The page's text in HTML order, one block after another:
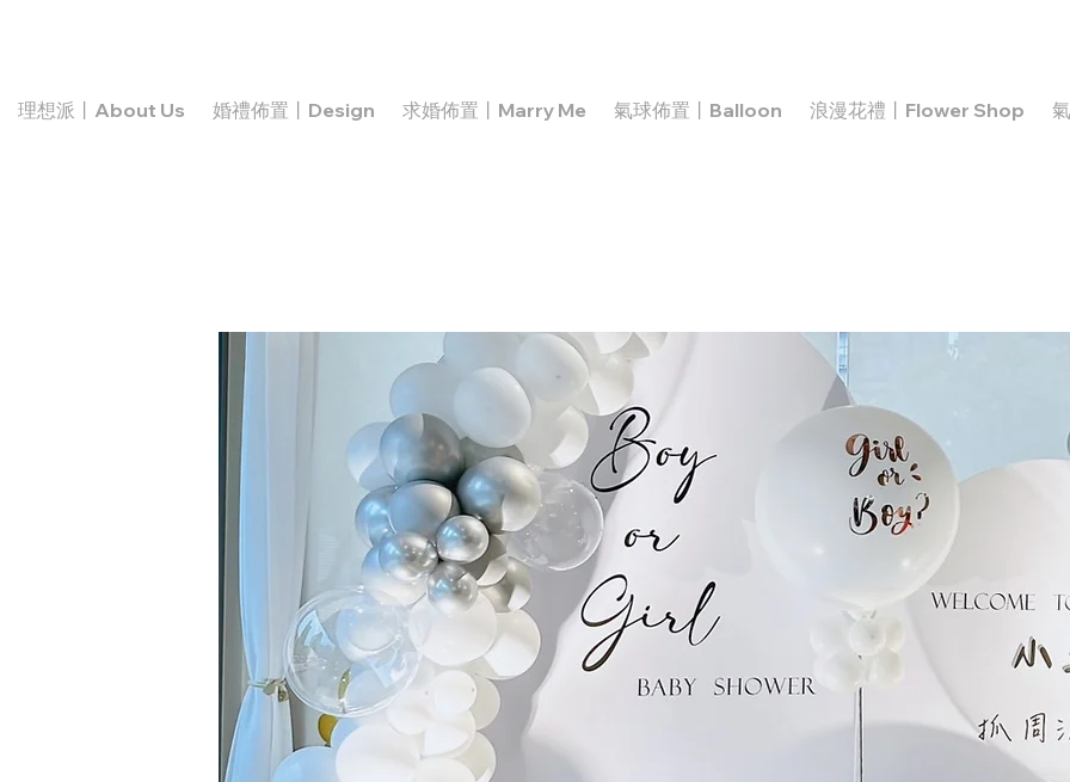
理想派丨About Us 婚禮佈置丨Design 求婚佈置丨Marry Me 氣球佈置丨Balloon 浪漫花禮丨Flower Shop